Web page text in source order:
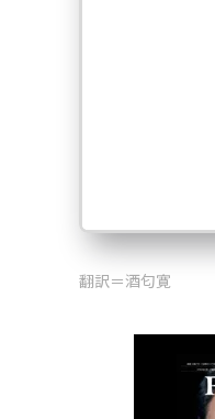
翻訳＝酒匂寛